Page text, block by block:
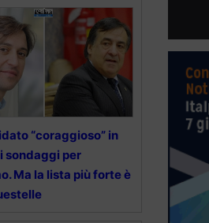
“coraggioso” in
sondaggi per
Ma la lista più forte è